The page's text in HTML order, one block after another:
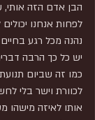
הבן אדם הזה אותי,
לפחות אנחנו
נהנה מכל רגע
יש כל כך הרבה
כמו זה שביום
לכוורת וישר בלי
אותו לאיזה מישהו